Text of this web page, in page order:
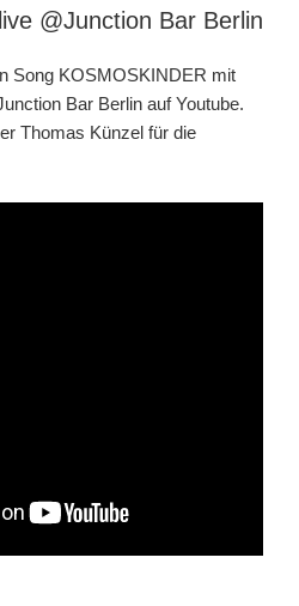
@Junction Bar Berlin
Song KOSMOSKINDER mit
Bar Berlin auf Youtube.
Thomas Künzel für die